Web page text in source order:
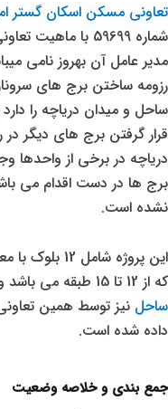
تعاونی مسکن اسکان گستر
شماره 59699 با
مدیر عامل آن بهروز نامی
رزومه ساختن برج های
ساحل و میدان دریاچه را
قرار گرفتن برج های دیگر در
دریاچه در برخی از واحدها
برج ها در دست اقدام می
نشده است.
این پروژه شامل
که از 12 تا 15 طبقه می باشد و همچنین
ساحل نیز توسط همین
داده شده است.
جمع بندی و خلاصه وضعیت